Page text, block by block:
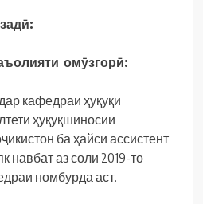
омӯзгорӣ:
кафедраи ҳуқуқи
ҳуқуқшиносии
ба ҳайси ассистент
навбат аз соли 2019-то
номбурда аст.